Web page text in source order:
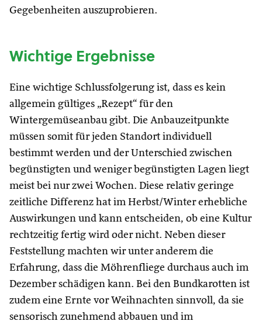
Gegebenheiten auszuprobieren.
Wichtige Ergebnisse
Eine wichtige Schlussfolgerung ist, dass es kein
allgemein gültiges „Rezept“ für den
Wintergemüseanbau gibt. Die Anbauzeitpunkte
müssen somit für jeden Standort individuell
bestimmt werden und der Unterschied zwischen
begünstigten und weniger begünstigten Lagen liegt
meist bei nur zwei Wochen. Diese relativ geringe
zeitliche Differenz hat im Herbst/Winter erhebliche
Auswirkungen und kann entscheiden, ob eine Kultur
rechtzeitig fertig wird oder nicht. Neben dieser
Feststellung machten wir unter anderem die
Erfahrung, dass die Möhrenfliege durchaus auch im
Dezember schädigen kann. Bei den Bundkarotten ist
zudem eine Ernte vor Weihnachten sinnvoll, da sie
sensorisch zunehmend abbauen und im